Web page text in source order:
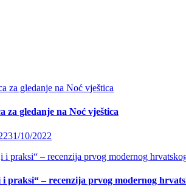
za gledanje na Noć vještica
31/10/2022
i praksi“ – recenzija prvog modernog